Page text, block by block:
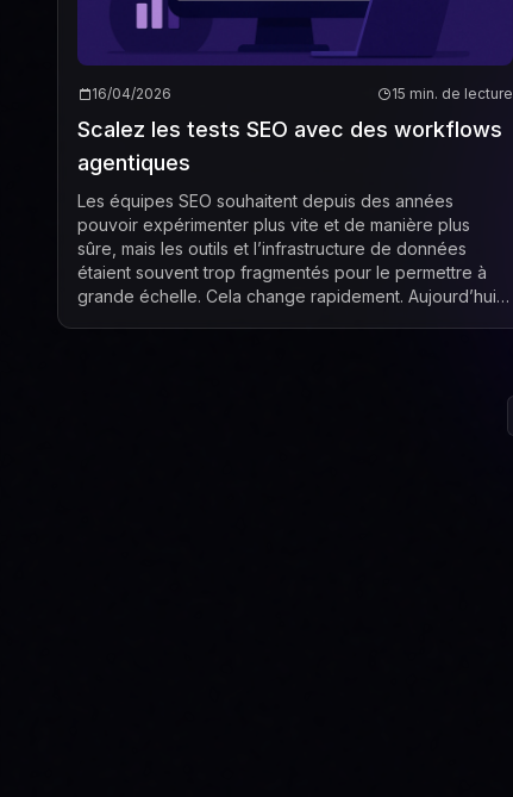
16/04/2026 15 min. de lecture
Scalez les tests SEO avec des workflows
agentiques
Les équipes SEO souhaitent depuis des années
pouvoir expérimenter plus vite et de manière plus
sûre, mais les outils et l’infrastructure de données
étaient souvent trop fragmentés pour le permettre à
grande échelle. Cela change rapidement. Aujourd’hui,